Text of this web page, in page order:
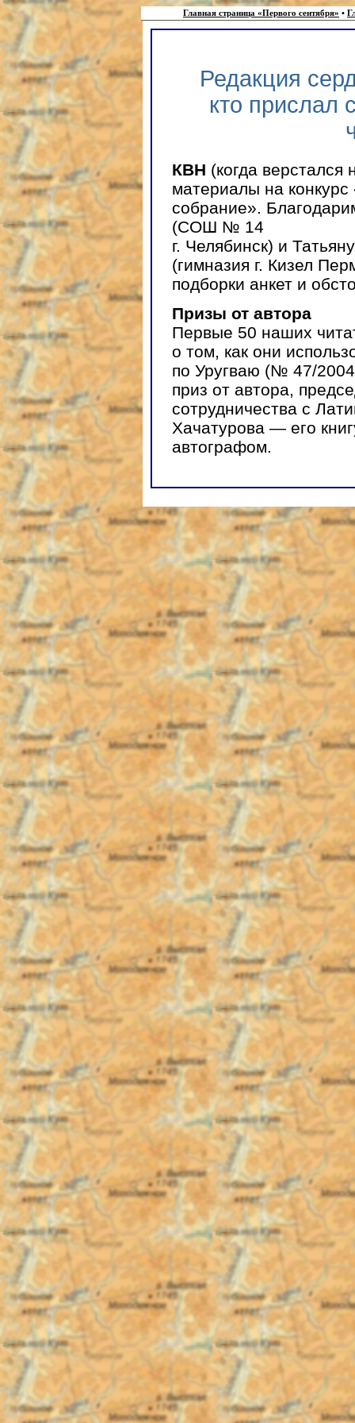
Главная страница «Первого сентября» •
Редакция
кто прислал
КВН (когда
материалы на
собрание».
(СОШ № 14
г. Челябинск) и
(гимназия г. Кизел
подборки анкет и
Призы от автора
Первые 50 наших
о том, как они
по Уругваю (№ 47/
приз от автора,
сотрудничества с
Хачатурова — его
автографом.